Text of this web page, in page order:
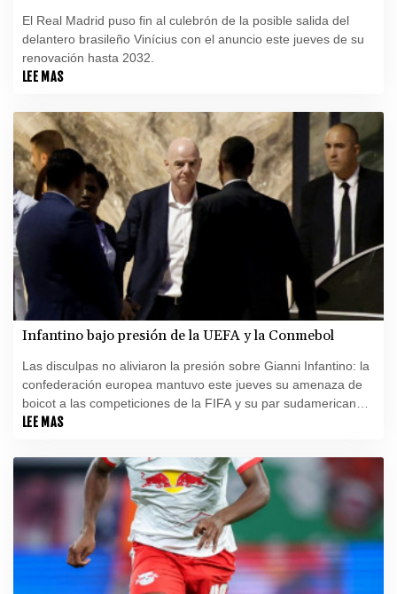
El Real Madrid puso fin al culebrón de la posible salida del
delantero brasileño Vinícius con el anuncio este jueves de su
renovación hasta 2032.
LEE MAS
Infantino bajo presión de la UEFA y la Conmebol
Las disculpas no aliviaron la presión sobre Gianni Infantino: la
confederación europea mantuvo este jueves su amenaza de
boicot a las competiciones de la FIFA y su par sudamericana,
cercana al patrón del fútbol, cuestionó "las reiteradas acciones
LEE MAS